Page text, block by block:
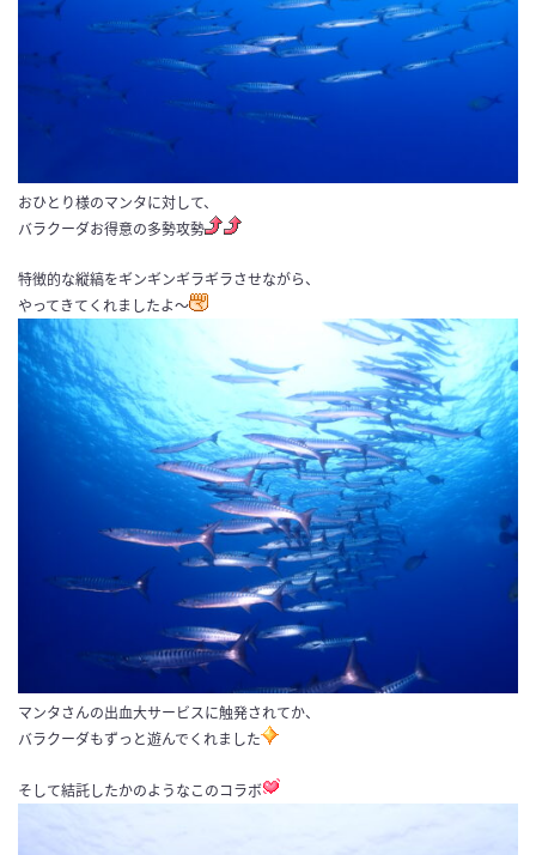
おひとり様のマンタに対して、
バラクーダお得意の多勢攻勢
特徴的な縦縞をギンギンギラギラさせながら、
やってきてくれましたよ～
マンタさんの出血大サービスに触発されてか、
バラクーダもずっと遊んでくれました
そして結託したかのようなこのコラボ